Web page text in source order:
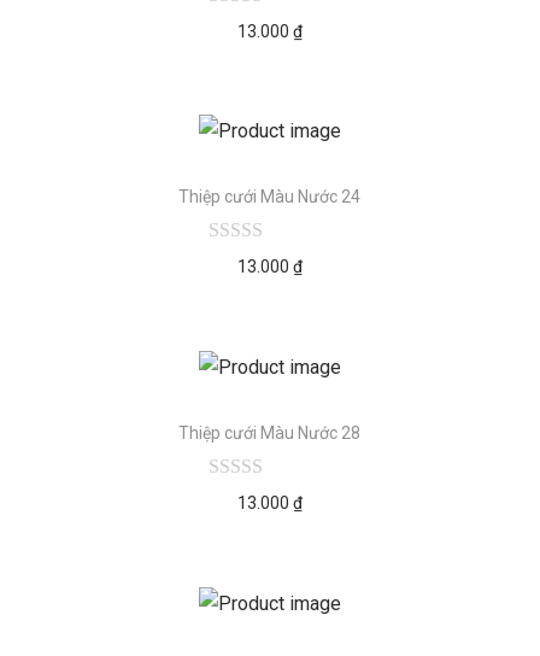
13.000 ₫
Thiệp cưới Màu Nước 24
13.000 ₫
Thiệp cưới Màu Nước 28
13.000 ₫